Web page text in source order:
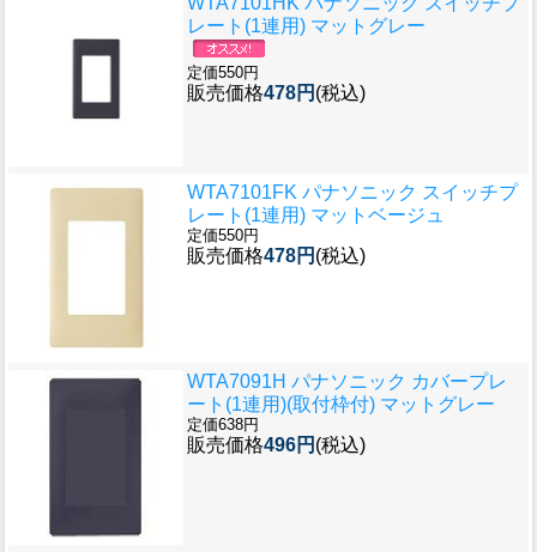
レート(1連用) マットグレー
定価550円
販売価格478円 (税込)
WTA7101FK パナソニック スイッチプ
レート(1連用) マットベージュ
定価550円
販売価格478円 (税込)
WTA7091H パナソニック カバープレ
ート(1連用)(取付枠付) マットグレー
定価638円
販売価格496円 (税込)